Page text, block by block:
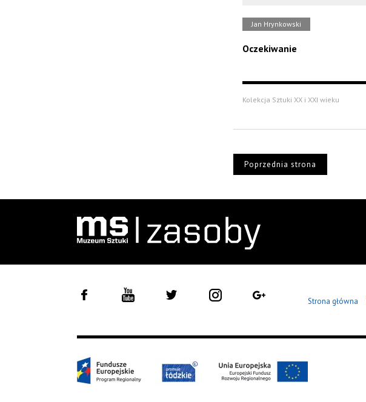
Jan Hrynkowski
Oczekiwanie
Kolekcja Sztuki XX i XXI wieku
Poprzednia strona
Strona główna